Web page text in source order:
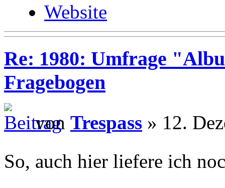
Website
Re: 1980: Umfrage
Fragebogen
von Trespass » 12.
So, auch hier liefere ich